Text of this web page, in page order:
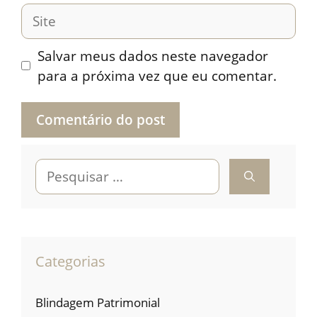
Site
Salvar meus dados neste navegador
para a próxima vez que eu comentar.
Pesquisar
por:
Categorias
Blindagem Patrimonial